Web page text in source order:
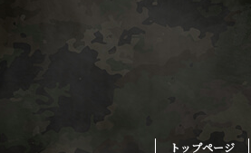
トップページ